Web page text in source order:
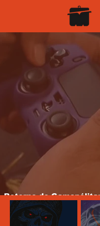
Retorno do
reaquece cena de